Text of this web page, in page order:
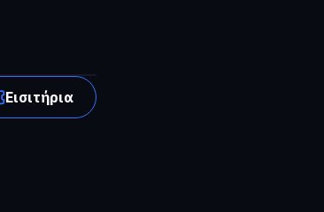
Εισιτήρια